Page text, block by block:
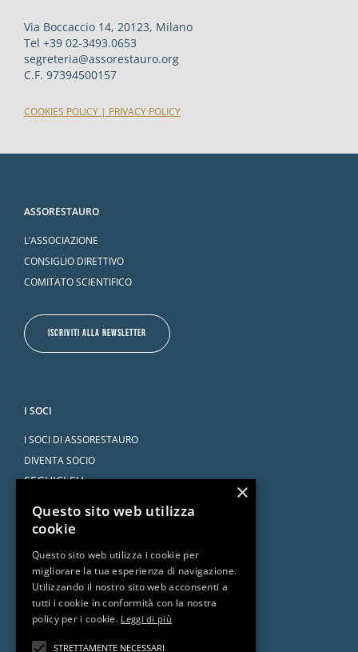
Via Boccaccio 14, 20123, Milano
Tel +39 02-3493.0653
segreteria@assorestauro.org
C.F. 97394500157
COOKIES POLICY | PRIVACY POLICY
ASSORESTAURO
L’ASSOCIAZIONE
CONSIGLIO DIRETTIVO
COMITATO SCIENTIFICO
ISCRIVITI ALLA NEWSLETTER
I SOCI
I SOCI DI ASSORESTAURO
DIVENTA SOCIO
SEGUICI SU
SERVIZI
CONVENZIONI
L’AVVOCATO RISPONDE
DOCUMENTI E RISORSE
×
Questo sito web utilizza
cookie
Questo sito web utilizza i cookie per
migliorare la tua esperienza di navigazione.
Utilizzando il nostro sito web acconsenti a
tutti i cookie in conformità con la nostra
policy per i cookie. Leggi di più
STRETTAMENTE NECESSARI